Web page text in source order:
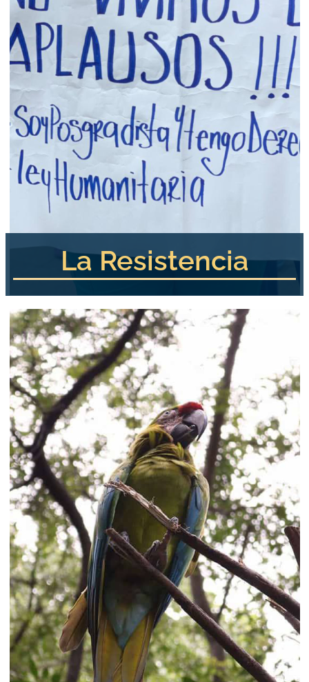
La Resistencia